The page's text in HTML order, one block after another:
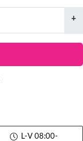
+
L-V 08:00-